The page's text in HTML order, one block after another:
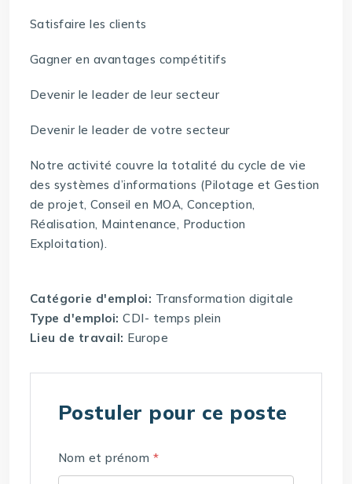
Satisfaire les clients
Gagner en avantages compétitifs
Devenir le leader de leur secteur
Devenir le leader de votre secteur
Notre activité couvre la totalité du cycle de vie
des systèmes d’informations (Pilotage et Gestion
de projet, Conseil en MOA, Conception,
Réalisation, Maintenance, Production
Exploitation).
Catégorie d'emploi: Transformation digitale
Type d'emploi:CDI- temps plein
Lieu de travail: Europe
Postuler pour ce poste
Nom et prénom *